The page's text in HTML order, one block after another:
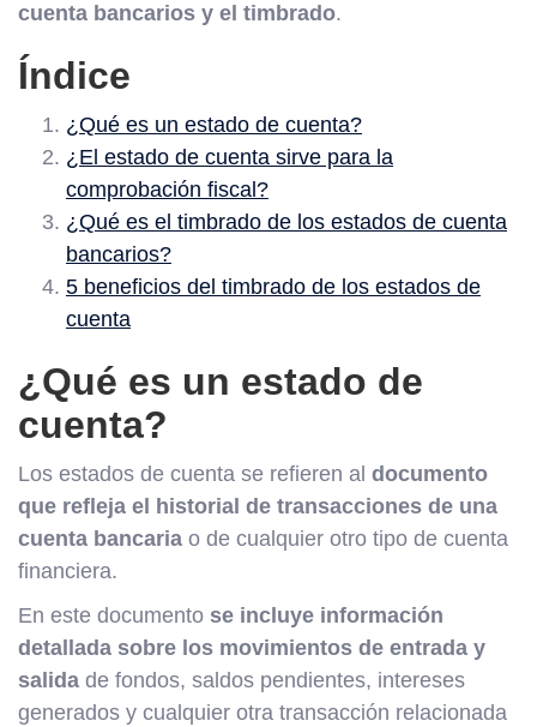
cuenta bancarios y el timbrado.
Índice
¿Qué es un estado de cuenta?
¿El estado de cuenta sirve para la
comprobación fiscal?
¿Qué es el timbrado de los estados de cuenta
bancarios?
5 beneficios del timbrado de los estados de
cuenta
¿Qué es un estado de
cuenta?
Los estados de cuenta se refieren al documento
que refleja el historial de transacciones de una
cuenta bancaria o de cualquier otro tipo de cuenta
financiera.
En este documento se incluye información
detallada sobre los movimientos de entrada y
salida de fondos, saldos pendientes, intereses
generados y cualquier otra transacción relacionada